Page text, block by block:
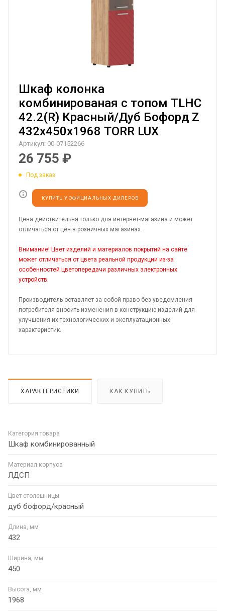
Шкаф колонка
комбинированая с топом TLHC
42.2(R) Красный/Дуб Бофорд Z
432х450х1968 TORR LUX
Артикул: 00-07152266
26 755 ₽
Под заказ
КУПИТЬ У ОФИЦИАЛЬНЫХ ДИЛЕРОВ
Цена действительна только для интернет-магазина и может
отличаться от цен в розничных магазинах.
Внимание! Цвет изделий и материалов покрытий на сайте
может отличаться от цвета реальной продукции из-за
особенностей цветопередачи различных электронных
устройств.
Производитель оставляет за собой право без уведомления
потребителя вносить изменения в конструкцию изделий для
улучшения их технологических и эксплуатационных
характеристик.
ХАРАКТЕРИСТИКИ КАК КУПИТЬ
Категория товара
Шкаф комбинированный
Материал корпуса
ЛДСП
Цвет столешницы
дуб бофорд/красный
Длина, мм
432
Ширина, мм
450
Высота, мм
1968